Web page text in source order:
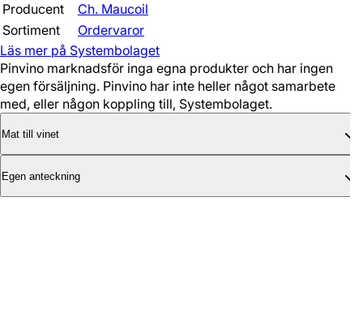
Producent
Ch. Maucoil
Sortiment
Ordervaror
Läs mer på Systembolaget
Pinvino marknadsför inga egna produkter och har ingen
egen försäljning. Pinvino har inte heller något samarbete
med, eller någon koppling till, Systembolaget.
Mat till vinet
Egen anteckning